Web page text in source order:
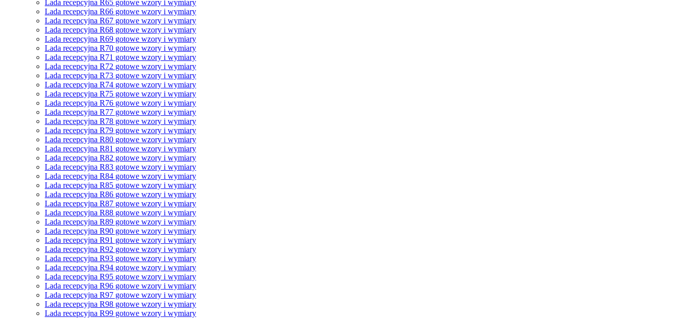
Lada recepcyjna R65 gotowe wzory i wymiary
Lada recepcyjna R66 gotowe wzory i wymiary
Lada recepcyjna R67 gotowe wzory i wymiary
Lada recepcyjna R68 gotowe wzory i wymiary
Lada recepcyjna R69 gotowe wzory i wymiary
Lada recepcyjna R70 gotowe wzory i wymiary
Lada recepcyjna R71 gotowe wzory i wymiary
Lada recepcyjna R72 gotowe wzory i wymiary
Lada recepcyjna R73 gotowe wzory i wymiary
Lada recepcyjna R74 gotowe wzory i wymiary
Lada recepcyjna R75 gotowe wzory i wymiary
Lada recepcyjna R76 gotowe wzory i wymiary
Lada recepcyjna R77 gotowe wzory i wymiary
Lada recepcyjna R78 gotowe wzory i wymiary
Lada recepcyjna R79 gotowe wzory i wymiary
Lada recepcyjna R80 gotowe wzory i wymiary
Lada recepcyjna R81 gotowe wzory i wymiary
Lada recepcyjna R82 gotowe wzory i wymiary
Lada recepcyjna R83 gotowe wzory i wymiary
Lada recepcyjna R84 gotowe wzory i wymiary
Lada recepcyjna R85 gotowe wzory i wymiary
Lada recepcyjna R86 gotowe wzory i wymiary
Lada recepcyjna R87 gotowe wzory i wymiary
Lada recepcyjna R88 gotowe wzory i wymiary
Lada recepcyjna R89 gotowe wzory i wymiary
Lada recepcyjna R90 gotowe wzory i wymiary
Lada recepcyjna R91 gotowe wzory i wymiary
Lada recepcyjna R92 gotowe wzory i wymiary
Lada recepcyjna R93 gotowe wzory i wymiary
Lada recepcyjna R94 gotowe wzory i wymiary
Lada recepcyjna R95 gotowe wzory i wymiary
Lada recepcyjna R96 gotowe wzory i wymiary
Lada recepcyjna R97 gotowe wzory i wymiary
Lada recepcyjna R98 gotowe wzory i wymiary
Lada recepcyjna R99 gotowe wzory i wymiary